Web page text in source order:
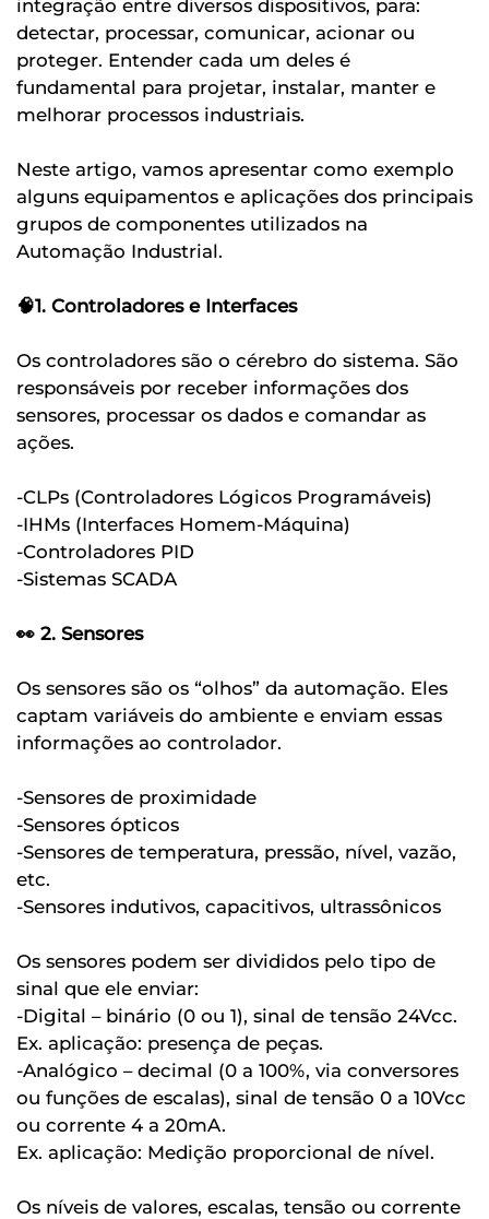
integração entre diversos dispositivos, para:
detectar, processar, comunicar, acionar ou
proteger. Entender cada um deles é
fundamental para projetar, instalar, manter e
melhorar processos industriais.
Neste artigo, vamos apresentar como exemplo
alguns equipamentos e aplicações dos principais
grupos de componentes utilizados na
Automação Industrial.
🧠1. Controladores e Interfaces
Os controladores são o cérebro do sistema. São
responsáveis por receber informações dos
sensores, processar os dados e comandar as
ações.
-CLPs (Controladores Lógicos Programáveis)
-IHMs (Interfaces Homem-Máquina)
-Controladores PID
-Sistemas SCADA
👀 2. Sensores
Os sensores são os “olhos” da automação. Eles
captam variáveis do ambiente e enviam essas
informações ao controlador.
-Sensores de proximidade
-Sensores ópticos
-Sensores de temperatura, pressão, nível, vazão,
etc.
-Sensores indutivos, capacitivos, ultrassônicos
Os sensores podem ser divididos pelo tipo de
sinal que ele enviar:
-Digital – binário (0 ou 1), sinal de tensão 24Vcc.
Ex. aplicação: presença de peças.
-Analógico – decimal (0 a 100%, via conversores
ou funções de escalas), sinal de tensão 0 a 10Vcc
ou corrente 4 a 20mA.
Ex. aplicação: Medição proporcional de nível.
Os níveis de valores, escalas, tensão ou corrente